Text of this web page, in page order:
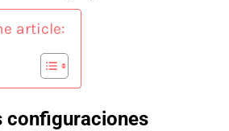
article:
configuraciones